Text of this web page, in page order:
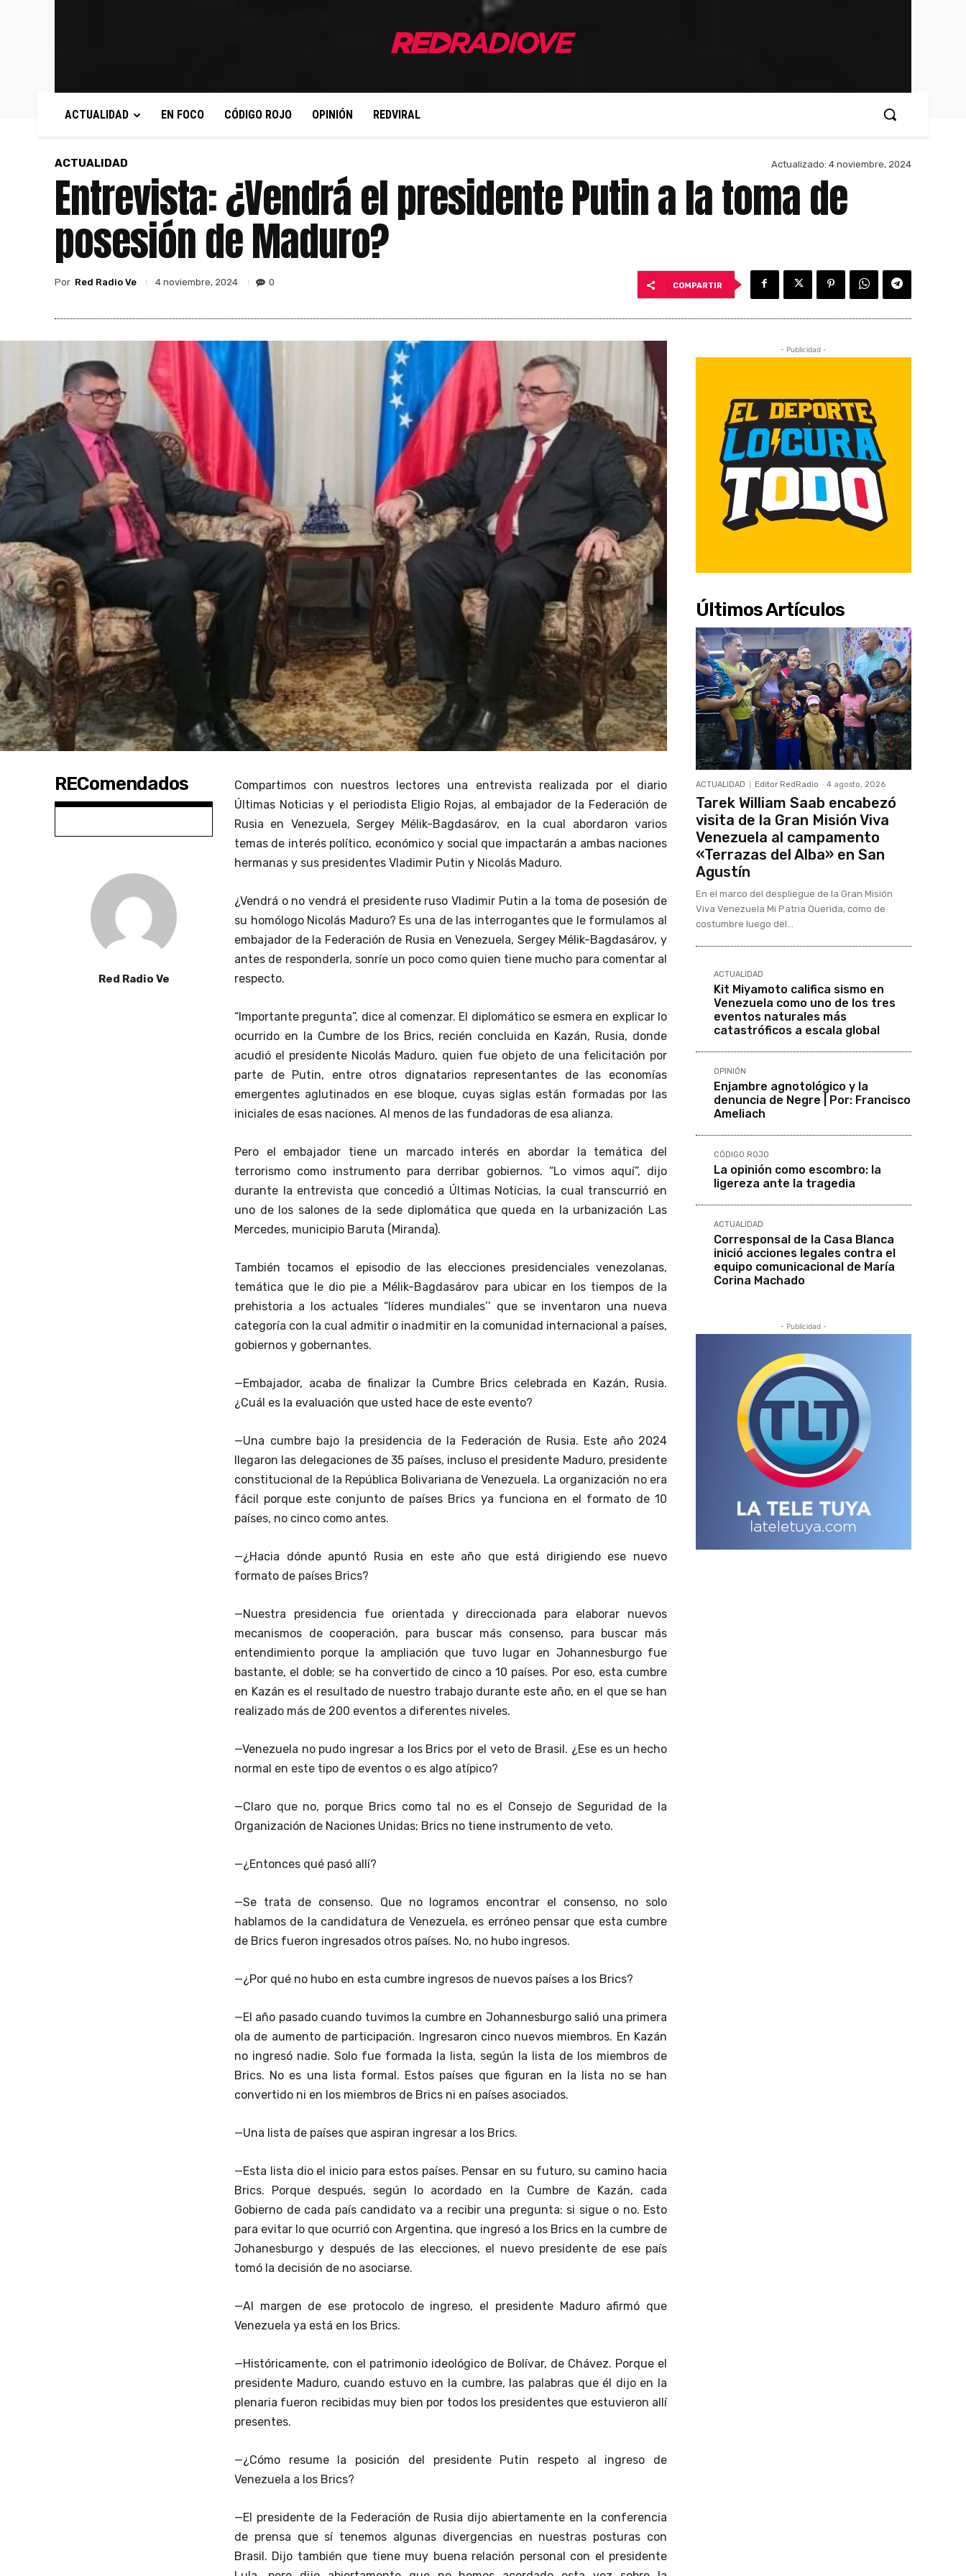
ACTUALIDAD EN FOCO CÓDIGO ROJO OPINIÓN REDVIRAL
ACTUALIDAD Actualizado: 4 noviembre, 2024
Entrevista: ¿Vendrá el presidente Putin a la toma de
posesión de Maduro?
Por Red Radio Ve 4 noviembre, 2024 0 COMPARTIR
REComendados
Red Radio Ve
Compartimos con nuestros lectores una entrevista realizada por el diario
Últimas Noticias y el periodista Eligio Rojas, al embajador de la Federación de
Rusia en Venezuela, Sergey Mélik-Bagdasárov, en la cual abordaron varios
temas de interés político, económico y social que impactarán a ambas naciones
hermanas y sus presidentes Vladimir Putin y Nicolás Maduro.
¿Vendrá o no vendrá el presidente ruso Vladimir Putin a la toma de posesión de
su homólogo Nicolás Maduro? Es una de las interrogantes que le formulamos al
embajador de la Federación de Rusia en Venezuela, Sergey Mélik-Bagdasárov, y
antes de responderla, sonríe un poco como quien tiene mucho para comentar al
respecto.
“Importante pregunta”, dice al comenzar. El diplomático se esmera en explicar lo
ocurrido en la Cumbre de los Brics, recién concluida en Kazán, Rusia, donde
acudió el presidente Nicolás Maduro, quien fue objeto de una felicitación por
parte de Putin, entre otros dignatarios representantes de las economías
emergentes aglutinados en ese bloque, cuyas siglas están formadas por las
iniciales de esas naciones. Al menos de las fundadoras de esa alianza.
Pero el embajador tiene un marcado interés en abordar la temática del
terrorismo como instrumento para derribar gobiernos. “Lo vimos aquí”, dijo
durante la entrevista que concedió a Últimas Noticias, la cual transcurrió en
uno de los salones de la sede diplomática que queda en la urbanización Las
Mercedes, municipio Baruta (Miranda).
También tocamos el episodio de las elecciones presidenciales venezolanas,
temática que le dio pie a Mélik-Bagdasárov para ubicar en los tiempos de la
prehistoria a los actuales “líderes mundiales’’ que se inventaron una nueva
categoría con la cual admitir o inadmitir en la comunidad internacional a países,
gobiernos y gobernantes.
—Embajador, acaba de finalizar la Cumbre Brics celebrada en Kazán, Rusia.
¿Cuál es la evaluación que usted hace de este evento?
—Una cumbre bajo la presidencia de la Federación de Rusia. Este año 2024
llegaron las delegaciones de 35 países, incluso el presidente Maduro, presidente
constitucional de la República Bolivariana de Venezuela. La organización no era
fácil porque este conjunto de países Brics ya funciona en el formato de 10
países, no cinco como antes.
—¿Hacia dónde apuntó Rusia en este año que está dirigiendo ese nuevo
formato de países Brics?
—Nuestra presidencia fue orientada y direccionada para elaborar nuevos
mecanismos de cooperación, para buscar más consenso, para buscar más
entendimiento porque la ampliación que tuvo lugar en Johannesburgo fue
bastante, el doble; se ha convertido de cinco a 10 países. Por eso, esta cumbre
en Kazán es el resultado de nuestro trabajo durante este año, en el que se han
realizado más de 200 eventos a diferentes niveles.
—Venezuela no pudo ingresar a los Brics por el veto de Brasil. ¿Ese es un hecho
normal en este tipo de eventos o es algo atípico?
—Claro que no, porque Brics como tal no es el Consejo de Seguridad de la
Organización de Naciones Unidas; Brics no tiene instrumento de veto.
—¿Entonces qué pasó allí?
—Se trata de consenso. Que no logramos encontrar el consenso, no solo
hablamos de la candidatura de Venezuela, es erróneo pensar que esta cumbre
de Brics fueron ingresados otros países. No, no hubo ingresos.
—¿Por qué no hubo en esta cumbre ingresos de nuevos países a los Brics?
—El año pasado cuando tuvimos la cumbre en Johannesburgo salió una primera
ola de aumento de participación. Ingresaron cinco nuevos miembros. En Kazán
no ingresó nadie. Solo fue formada la lista, según la lista de los miembros de
Brics. No es una lista formal. Estos países que figuran en la lista no se han
convertido ni en los miembros de Brics ni en países asociados.
—Una lista de países que aspiran ingresar a los Brics.
—Esta lista dio el inicio para estos países. Pensar en su futuro, su camino hacia
Brics. Porque después, según lo acordado en la Cumbre de Kazán, cada
Gobierno de cada país candidato va a recibir una pregunta: si sigue o no. Esto
para evitar lo que ocurrió con Argentina, que ingresó a los Brics en la cumbre de
Johanesburgo y después de las elecciones, el nuevo presidente de ese país
tomó la decisión de no asociarse.
—Al margen de ese protocolo de ingreso, el presidente Maduro afirmó que
Venezuela ya está en los Brics.
—Históricamente, con el patrimonio ideológico de Bolívar, de Chávez. Porque el
presidente Maduro, cuando estuvo en la cumbre, las palabras que él dijo en la
plenaria fueron recibidas muy bien por todos los presidentes que estuvieron allí
presentes.
—¿Cómo resume la posición del presidente Putin respeto al ingreso de
Venezuela a los Brics?
—El presidente de la Federación de Rusia dijo abiertamente en la conferencia
de prensa que sí tenemos algunas divergencias en nuestras posturas con
Brasil. Dijo también que tiene muy buena relación personal con el presidente
- Publicidad -
Últimos Artículos
ACTUALIDAD Editor RedRadio - 4 agosto, 2026
Tarek William Saab encabezó
visita de la Gran Misión Viva
Venezuela al campamento
«Terrazas del Alba» en San
Agustín
En el marco del despliegue de la Gran Misión
Viva Venezuela Mi Patria Querida, como de
costumbre luego del...
ACTUALIDAD
Kit Miyamoto califica sismo en
Venezuela como uno de los tres
eventos naturales más
catastróficos a escala global
OPINIÓN
Enjambre agnotológico y la
denuncia de Negre | Por: Francisco
Ameliach
CÓDIGO ROJO
La opinión como escombro: la
ligereza ante la tragedia
ACTUALIDAD
Corresponsal de la Casa Blanca
inició acciones legales contra el
equipo comunicacional de María
Corina Machado
- Publicidad -